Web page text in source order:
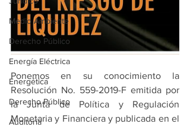
Medio Ambiente
Derecho Público
Energía Eléctrica
Energética
Derecho Público
Auditoría
Ponemos en su conocimiento la
Resolución No. 559-2019-F emitida por
la Junta de Política y Regulación
Monetaria y Financiera y publicada en el